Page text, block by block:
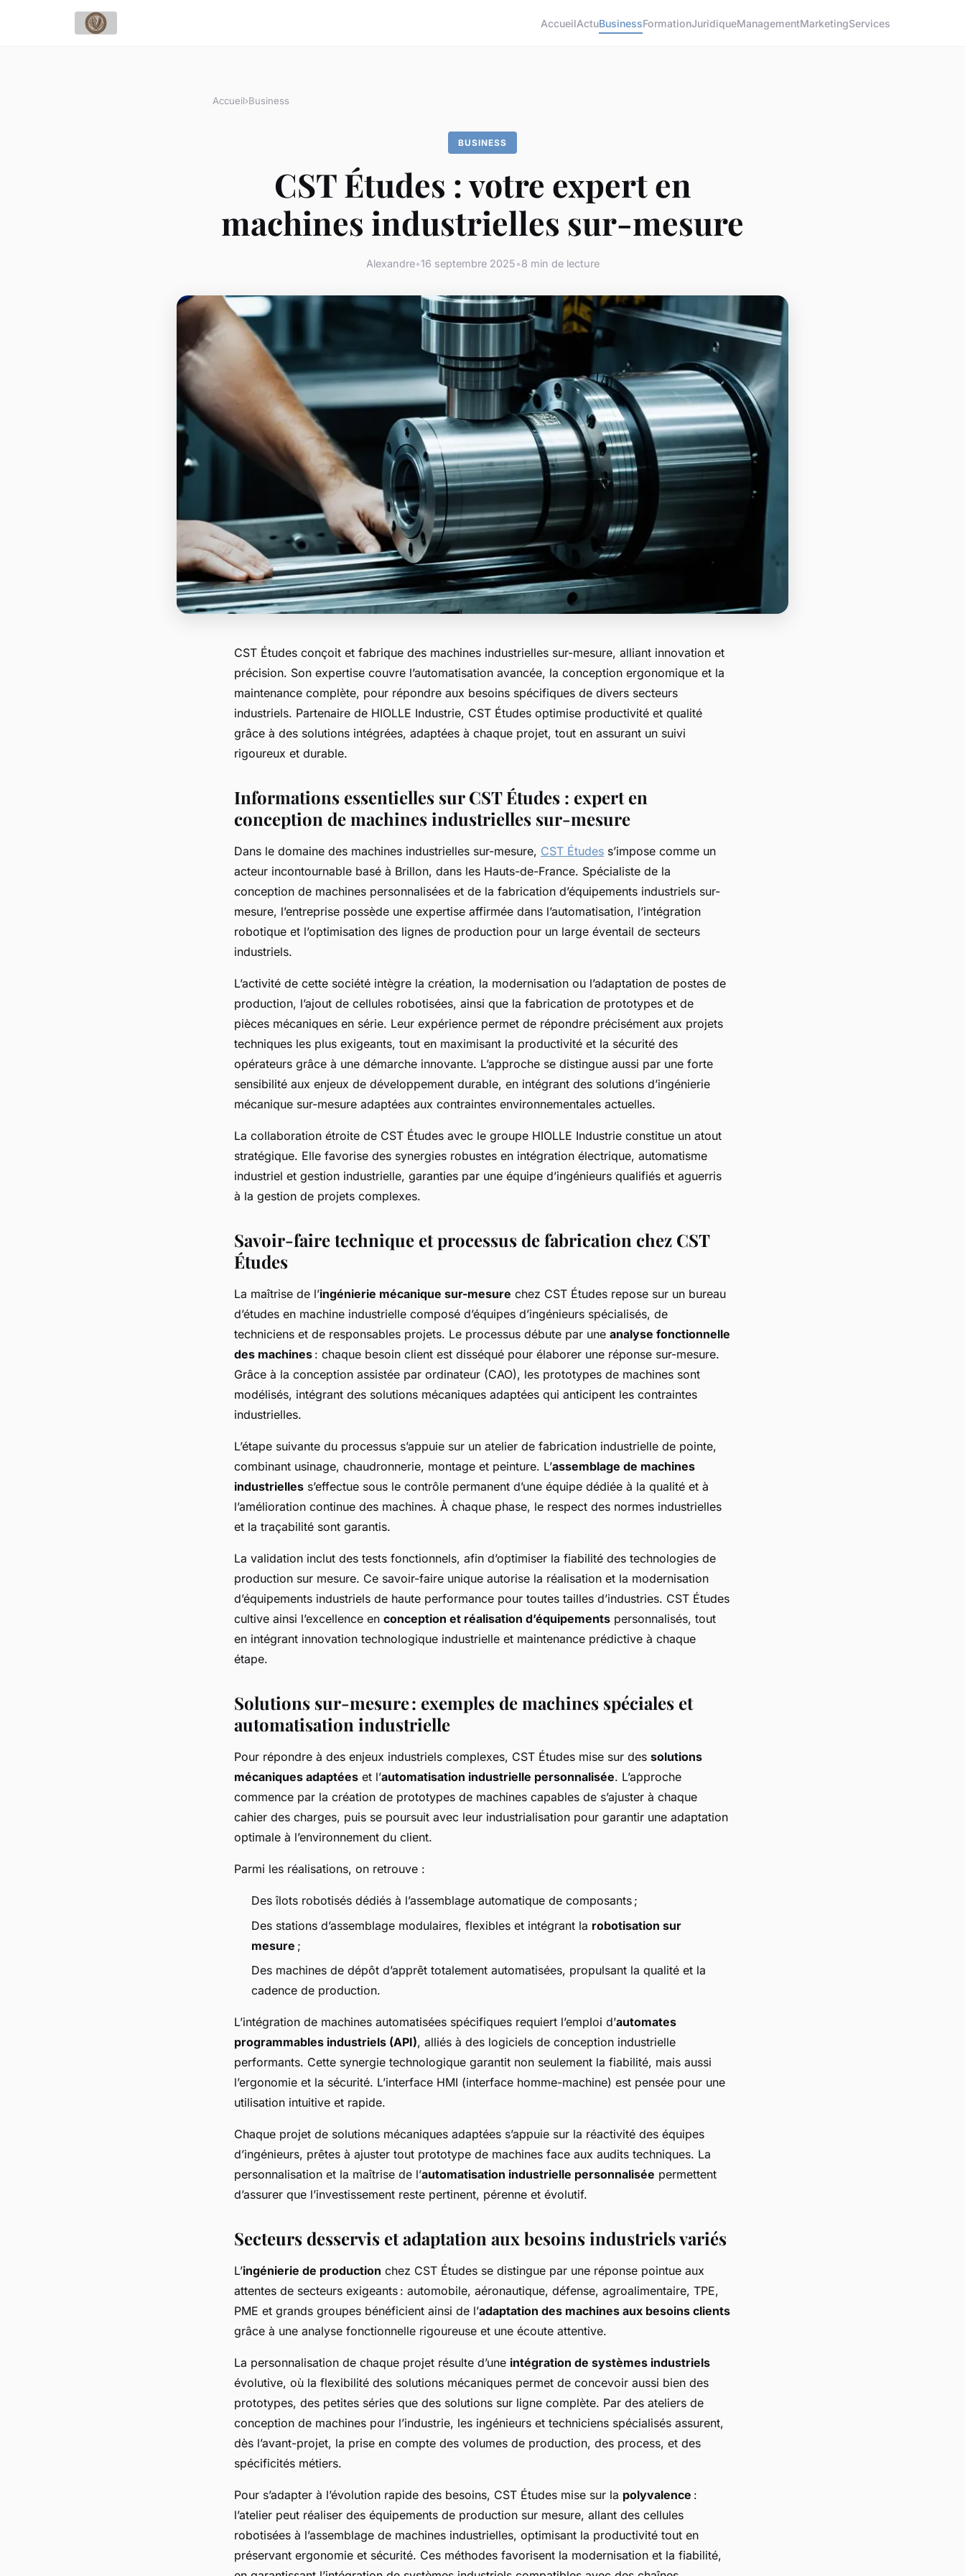
AccueilActuBusinessFormationJuridiqueManagementMarketingServices
Accueil›Business
BUSINESS
CST Études : votre expert en
machines industrielles sur-mesure
Alexandre•16 septembre 2025•8 min de lecture
CST Études conçoit et fabrique des machines industrielles sur-mesure, alliant innovation et
précision. Son expertise couvre l’automatisation avancée, la conception ergonomique et la
maintenance complète, pour répondre aux besoins spécifiques de divers secteurs
industriels. Partenaire de HIOLLE Industrie, CST Études optimise productivité et qualité
grâce à des solutions intégrées, adaptées à chaque projet, tout en assurant un suivi
rigoureux et durable.
Informations essentielles sur CST Études : expert en
conception de machines industrielles sur-mesure
Dans le domaine des machines industrielles sur-mesure, CST Études s’impose comme un
acteur incontournable basé à Brillon, dans les Hauts-de-France. Spécialiste de la
conception de machines personnalisées et de la fabrication d’équipements industriels sur-
mesure, l’entreprise possède une expertise affirmée dans l’automatisation, l’intégration
robotique et l’optimisation des lignes de production pour un large éventail de secteurs
industriels.
L’activité de cette société intègre la création, la modernisation ou l’adaptation de postes de
production, l’ajout de cellules robotisées, ainsi que la fabrication de prototypes et de
pièces mécaniques en série. Leur expérience permet de répondre précisément aux projets
techniques les plus exigeants, tout en maximisant la productivité et la sécurité des
opérateurs grâce à une démarche innovante. L’approche se distingue aussi par une forte
sensibilité aux enjeux de développement durable, en intégrant des solutions d’ingénierie
mécanique sur-mesure adaptées aux contraintes environnementales actuelles.
La collaboration étroite de CST Études avec le groupe HIOLLE Industrie constitue un atout
stratégique. Elle favorise des synergies robustes en intégration électrique, automatisme
industriel et gestion industrielle, garanties par une équipe d’ingénieurs qualifiés et aguerris
à la gestion de projets complexes.
Savoir-faire technique et processus de fabrication chez CST
Études
La maîtrise de l’ingénierie mécanique sur-mesure chez CST Études repose sur un bureau
d’études en machine industrielle composé d’équipes d’ingénieurs spécialisés, de
techniciens et de responsables projets. Le processus débute par une analyse fonctionnelle
des machines : chaque besoin client est disséqué pour élaborer une réponse sur-mesure.
Grâce à la conception assistée par ordinateur (CAO), les prototypes de machines sont
modélisés, intégrant des solutions mécaniques adaptées qui anticipent les contraintes
industrielles.
L’étape suivante du processus s’appuie sur un atelier de fabrication industrielle de pointe,
combinant usinage, chaudronnerie, montage et peinture. L’assemblage de machines
industrielles s’effectue sous le contrôle permanent d’une équipe dédiée à la qualité et à
l’amélioration continue des machines. À chaque phase, le respect des normes industrielles
et la traçabilité sont garantis.
La validation inclut des tests fonctionnels, afin d’optimiser la fiabilité des technologies de
production sur mesure. Ce savoir-faire unique autorise la réalisation et la modernisation
d’équipements industriels de haute performance pour toutes tailles d’industries. CST Études
cultive ainsi l’excellence en conception et réalisation d’équipements personnalisés, tout
en intégrant innovation technologique industrielle et maintenance prédictive à chaque
étape.
Solutions sur-mesure : exemples de machines spéciales et
automatisation industrielle
Pour répondre à des enjeux industriels complexes, CST Études mise sur des solutions
mécaniques adaptées et l’automatisation industrielle personnalisée. L’approche
commence par la création de prototypes de machines capables de s’ajuster à chaque
cahier des charges, puis se poursuit avec leur industrialisation pour garantir une adaptation
optimale à l’environnement du client.
Parmi les réalisations, on retrouve :
Des îlots robotisés dédiés à l’assemblage automatique de composants ;
Des stations d’assemblage modulaires, flexibles et intégrant la robotisation sur
mesure ;
Des machines de dépôt d’apprêt totalement automatisées, propulsant la qualité et la
cadence de production.
L’intégration de machines automatisées spécifiques requiert l’emploi d’automates
programmables industriels (API), alliés à des logiciels de conception industrielle
performants. Cette synergie technologique garantit non seulement la fiabilité, mais aussi
l’ergonomie et la sécurité. L’interface HMI (interface homme-machine) est pensée pour une
utilisation intuitive et rapide.
Chaque projet de solutions mécaniques adaptées s’appuie sur la réactivité des équipes
d’ingénieurs, prêtes à ajuster tout prototype de machines face aux audits techniques. La
personnalisation et la maîtrise de l’automatisation industrielle personnalisée permettent
d’assurer que l’investissement reste pertinent, pérenne et évolutif.
Secteurs desservis et adaptation aux besoins industriels variés
L’ingénierie de production chez CST Études se distingue par une réponse pointue aux
attentes de secteurs exigeants : automobile, aéronautique, défense, agroalimentaire, TPE,
PME et grands groupes bénéficient ainsi de l’adaptation des machines aux besoins clients
grâce à une analyse fonctionnelle rigoureuse et une écoute attentive.
La personnalisation de chaque projet résulte d’une intégration de systèmes industriels
évolutive, où la flexibilité des solutions mécaniques permet de concevoir aussi bien des
prototypes, des petites séries que des solutions sur ligne complète. Par des ateliers de
conception de machines pour l’industrie, les ingénieurs et techniciens spécialisés assurent,
dès l’avant-projet, la prise en compte des volumes de production, des process, et des
spécificités métiers.
Pour s’adapter à l’évolution rapide des besoins, CST Études mise sur la polyvalence :
l’atelier peut réaliser des équipements de production sur mesure, allant des cellules
robotisées à l’assemblage de machines industrielles, optimisant la productivité tout en
préservant ergonomie et sécurité. Ces méthodes favorisent la modernisation et la fiabilité,